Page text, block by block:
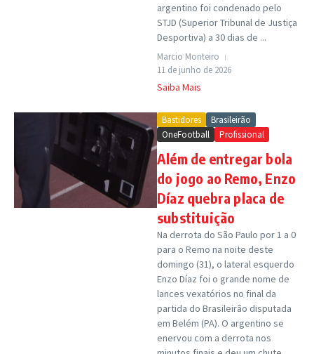
argentino foi condenado pelo
STJD (Superior Tribunal de Justiça
Desportiva) a 30 dias de ...
Marcio Monteiro
11 de junho de 2026
Saiba Mais
Bastidores
Brasileirão
OneFootball
Profissional
Além de entregar bola
do jogo ao Remo, Enzo
Díaz quebra placa de
substituição
Na derrota do São Paulo por 1 a 0
para o Remo na noite deste
domingo (31), o lateral esquerdo
Enzo Díaz foi o grande nome de
lances vexatórios no final da
partida do Brasileirão disputada
em Belém (PA). O argentino se
enervou com a derrota nos